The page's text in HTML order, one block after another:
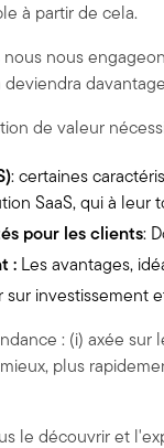
à partir de cela.
nous
de valeur
: certaines
SaaS, qui à leur
pour les clients:
: Les avantages,
sur investissement
: (i) axée
plus
le découvrir et